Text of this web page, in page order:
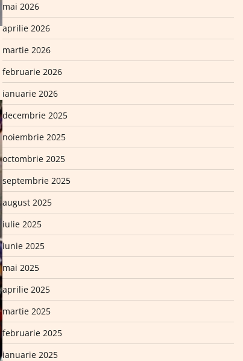
mai 2026
aprilie 2026
martie 2026
februarie 2026
ianuarie 2026
decembrie 2025
noiembrie 2025
octombrie 2025
septembrie 2025
august 2025
iulie 2025
iunie 2025
mai 2025
aprilie 2025
martie 2025
februarie 2025
ianuarie 2025